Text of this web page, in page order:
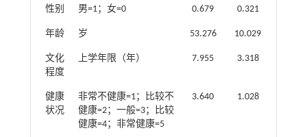
性别 男=1；女=0 0.679 0.321
年龄 岁 53.276 10.029
文化
程度
上学年限（年） 7.955 3.318
健康
状况
非常不健康=1；比较不
健康=2；一般=3；比较
健康=4；非常健康=5
3.640 1.028